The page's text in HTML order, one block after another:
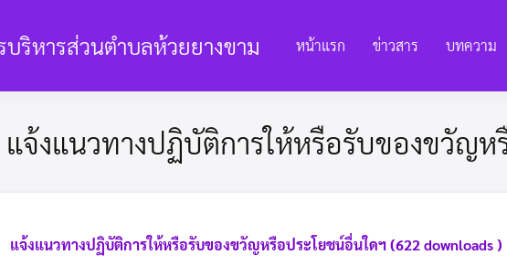
บริหารส่วนตำบลห้วยยางขาม หน้าแรก ข่าวสาร บทความ
วกับเรา รับเรื่องร้องเรียนการทุจริต E-Service ยื่นแบบคำร้อง การประเมิน ITA
แจ้งแนวทางปฏิบัติการให้หรือรับของขวัญห
แจ้งแนวทางปฏิบัติการให้หรือรับของขวัญหรือประโยชน์อื่นใดฯ (622 downloads )